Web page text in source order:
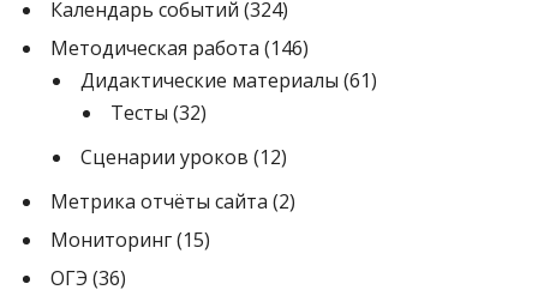
Календарь событий (324)
Методическая работа (146)
Дидактические материалы (61)
Тесты (32)
Сценарии уроков (12)
Метрика отчёты сайта (2)
Мониторинг(15)
ОГЭ (36)